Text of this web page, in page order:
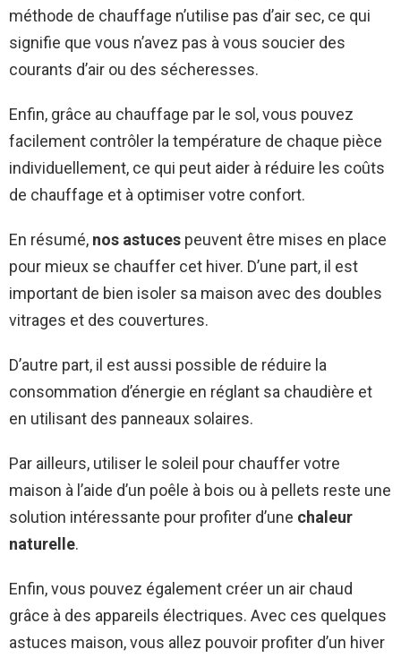
méthode de chauffage n’utilise pas d’air sec, ce qui
signifie que vous n’avez pas à vous soucier des
courants d’air ou des sécheresses.
Enfin, grâce au chauffage par le sol, vous pouvez
facilement contrôler la température de chaque pièce
individuellement, ce qui peut aider à réduire les coûts
de chauffage et à optimiser votre confort.
En résumé, nos astuces peuvent être mises en place
pour mieux se chauffer cet hiver. D’une part, il est
important de bien isoler sa maison avec des doubles
vitrages et des couvertures.
D’autre part, il est aussi possible de réduire la
consommation d’énergie en réglant sa chaudière et
en utilisant des panneaux solaires.
Par ailleurs, utiliser le soleil pour chauffer votre
maison à l’aide d’un poêle à bois ou à pellets reste une
solution intéressante pour profiter d’une chaleur
naturelle.
Enfin, vous pouvez également créer un air chaud
grâce à des appareils électriques. Avec ces quelques
astuces maison, vous allez pouvoir profiter d’un hiver